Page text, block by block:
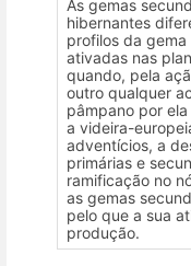
As gemas
hibernantes
profilos da gema
ativadas nas
quando, pela
outro qualquer
pâmpano por
a videira-
adventícios, a
primárias e
ramificação no
as gemas
pelo que a sua
produção.